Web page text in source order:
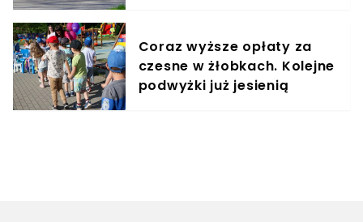
Coraz wyższe opłaty za
czesne w żłobkach. Kolejne
podwyżki już jesienią